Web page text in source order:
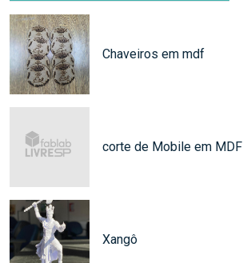
Chaveiros em mdf
corte de Mobile em MDF
Xangô